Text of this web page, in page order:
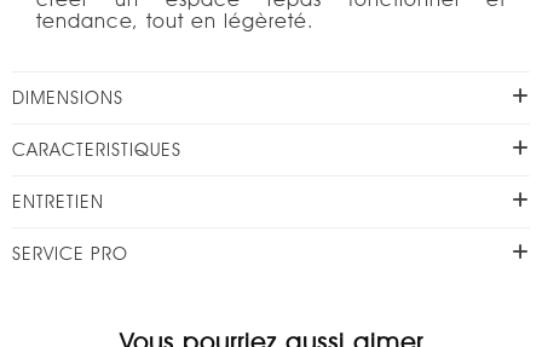
tendance, tout en légèreté.
DIMENSIONS
CARACTERISTIQUES
ENTRETIEN
SERVICE PRO